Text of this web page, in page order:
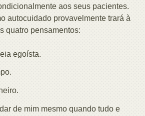
aos seus pacientes.
autocuidado provavelmente trará à
quatro pensamentos:
egoísta.
de mim mesmo quando tudo e